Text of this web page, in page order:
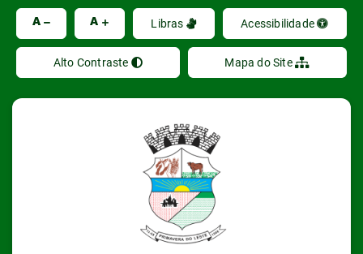
A A Libras Acessibilidade
Alto Contraste Mapa do Site